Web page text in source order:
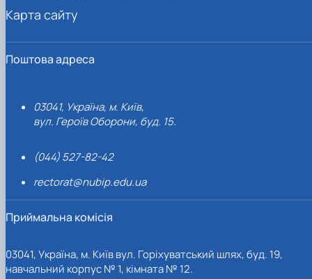
Поштова адреса
03041, Україна, м. Київ,
вул. Героїв Оборони, буд. 15.
(044) 527-82-42
rectorat@nubip.edu.ua
Приймальна комісія
03041, Україна, м. Київ вул. Горіхуватський шлях, буд. 19,
навчальний корпус № 1, кімната № 12.
Карта сайту